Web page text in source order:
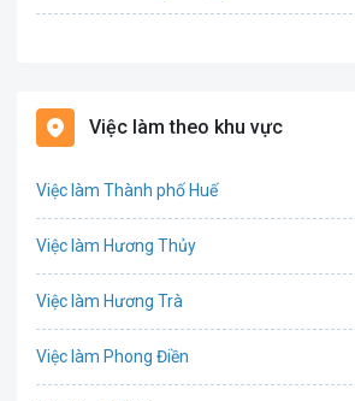
Bất động sản
Việc làm theo khu vực
Việc làm Thành phố Huế
Việc làm Hương Thủy
Việc làm Hương Trà
Việc làm Phong Điền